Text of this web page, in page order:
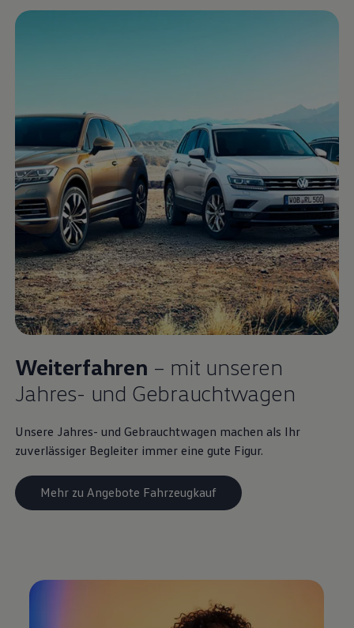
Weiterfahren – mit unseren
Jahres- und Gebrauchtwagen
Unsere Jahres- und Gebrauchtwagen machen als Ihr
zuverlässiger Begleiter immer eine gute Figur.
Mehr zu Angebote Fahrzeugkauf